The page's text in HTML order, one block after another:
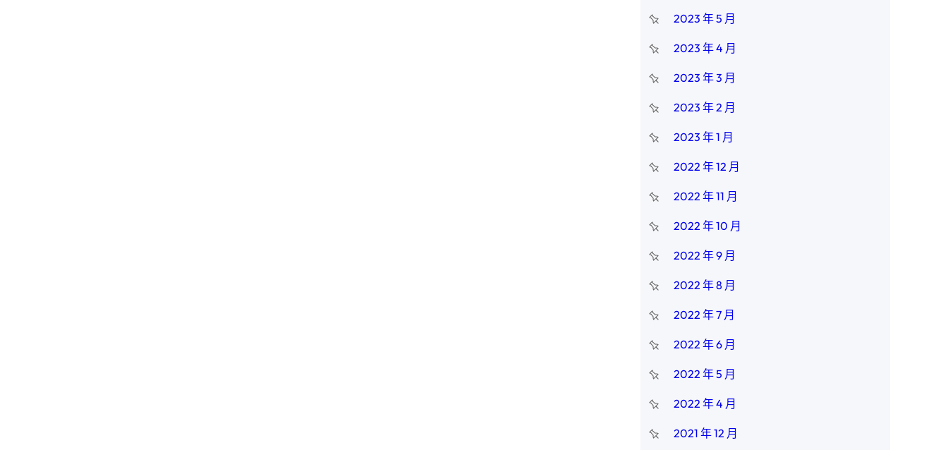
2023 年 5 月
2023 年 4 月
2023 年 3 月
2023 年 2 月
2023 年 1 月
2022 年 12 月
2022 年 11 月
2022 年 10 月
2022 年 9 月
2022 年 8 月
2022 年 7 月
2022 年 6 月
2022 年 5 月
2022 年 4 月
2021 年 12 月